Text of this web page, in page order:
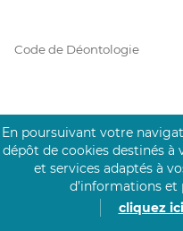
Code de Déontologie
Prérequis Click&Care
En poursuivant votre
dépôt de cookies destinés à
et services adaptés à
d’informations et
cliquez ici